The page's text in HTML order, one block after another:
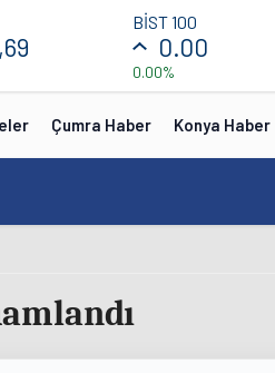
BİST 100
0.00
0.00%
Çumra Haber Konya Haber